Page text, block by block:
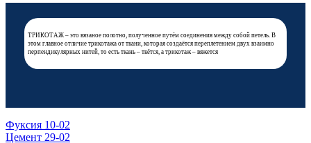
ТРИКОТАЖ – это вязаное полотно, полученное путём соединения между собой петель. В
этом главное отличие трикотажа от ткани, которая создаётся переплетением двух взаимно
перпендикулярных нитей, то есть ткань – ткётся, а трикотаж – вяжется
Фуксия 10-02
Цемент 29-02